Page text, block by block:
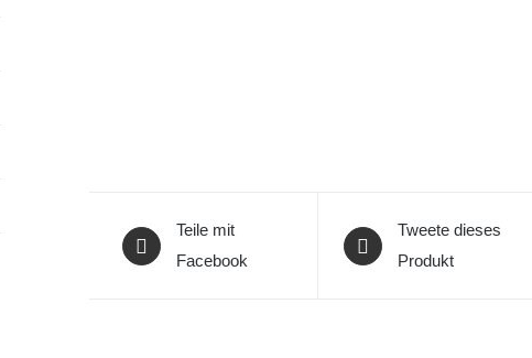
Teile mit
Facebook
Tweete dieses
Produkt